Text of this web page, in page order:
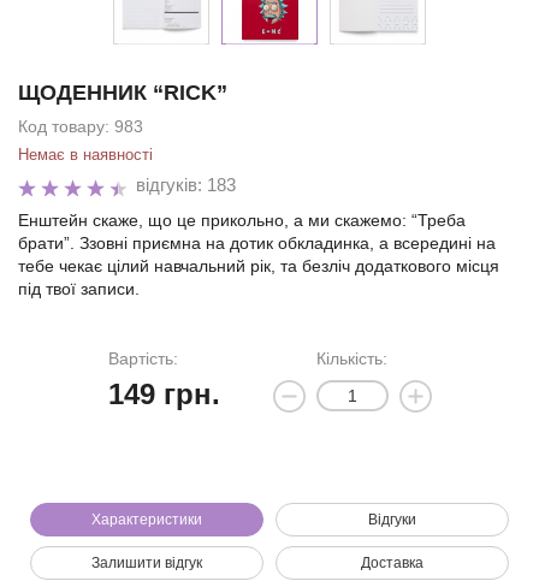
ЩОДЕННИК “RICK”
Код товару: 983
Немає в наявності
відгуків: 183
Енштейн скаже, що це прикольно, а ми скажемо: “Треба
брати”. Ззовні приємна на дотик обкладинка, а всередині на
тебе чекає цілий навчальний рік, та безліч додаткового місця
під твої записи.
Вартість:
149грн.
Кількість:
Характеристики Відгуки
Залишити відгук Доставка